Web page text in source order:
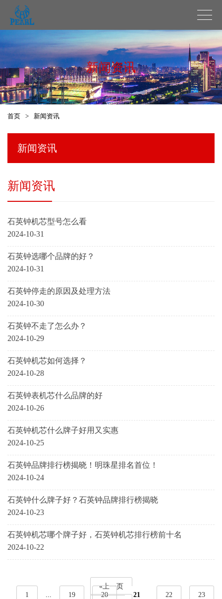
新闻资讯
首页 > 新闻资讯
新闻资讯
新闻资讯
石英钟机芯型号怎么看
2024-10-31
石英钟选哪个品牌的好？
2024-10-31
石英钟停走的原因及处理方法
2024-10-30
石英钟不走了怎么办？
2024-10-29
石英钟机芯如何选择？
2024-10-28
石英钟表机芯什么品牌的好
2024-10-26
石英钟机芯什么牌子好用又实惠
2024-10-25
石英钟品牌排行榜揭晓！明珠星排名首位！
2024-10-24
石英钟什么牌子好？石英钟品牌排行榜揭晓
2024-10-23
石英钟机芯哪个牌子好，石英钟机芯排行榜前十名
2024-10-22
«上一页
1
... 19 20 21 22
23